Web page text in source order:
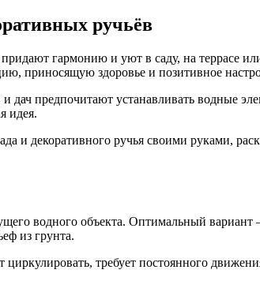
ручьёв
гармонию и уют в саду, на террасе
приносящую здоровье и позитивное
предпочитают устанавливать водные
идея.
и декоративного ручья своими руками,
водного объекта. Оптимальный
из грунта.
требует постоянного